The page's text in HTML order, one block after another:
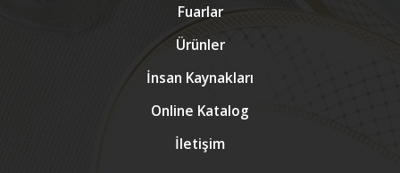
Fuarlar
Ürünler
İnsan Kaynakları
Online Katalog
İletişim